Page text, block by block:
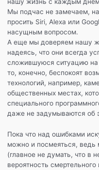
Мы подчас не замечаем,
просить Siri, Alexa или
насущным вопросом.
А еще мы доверяем нашу
надеясь, что они всегда
сложившуюся ситуацию на
то, конечно, беспокоят
технологий, например,
общественных местах,
специального
даже не задумываются об
Пока что над ошибками
можно и посмеяться, ведь
(главное не думать, что в
вероятность смертельного